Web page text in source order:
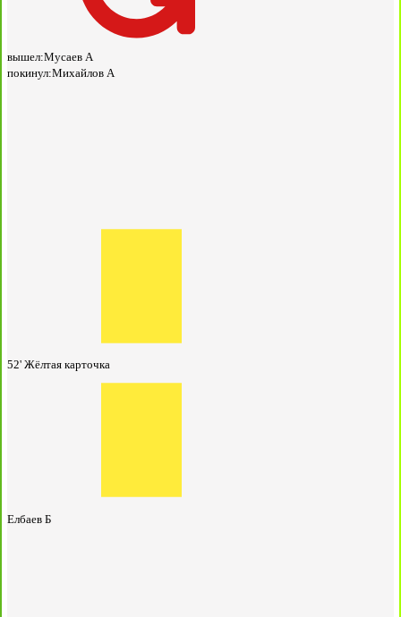
вышел:Мусаев А
покинул:Михайлов А
52' Жёлтая карточка
Елбаев Б